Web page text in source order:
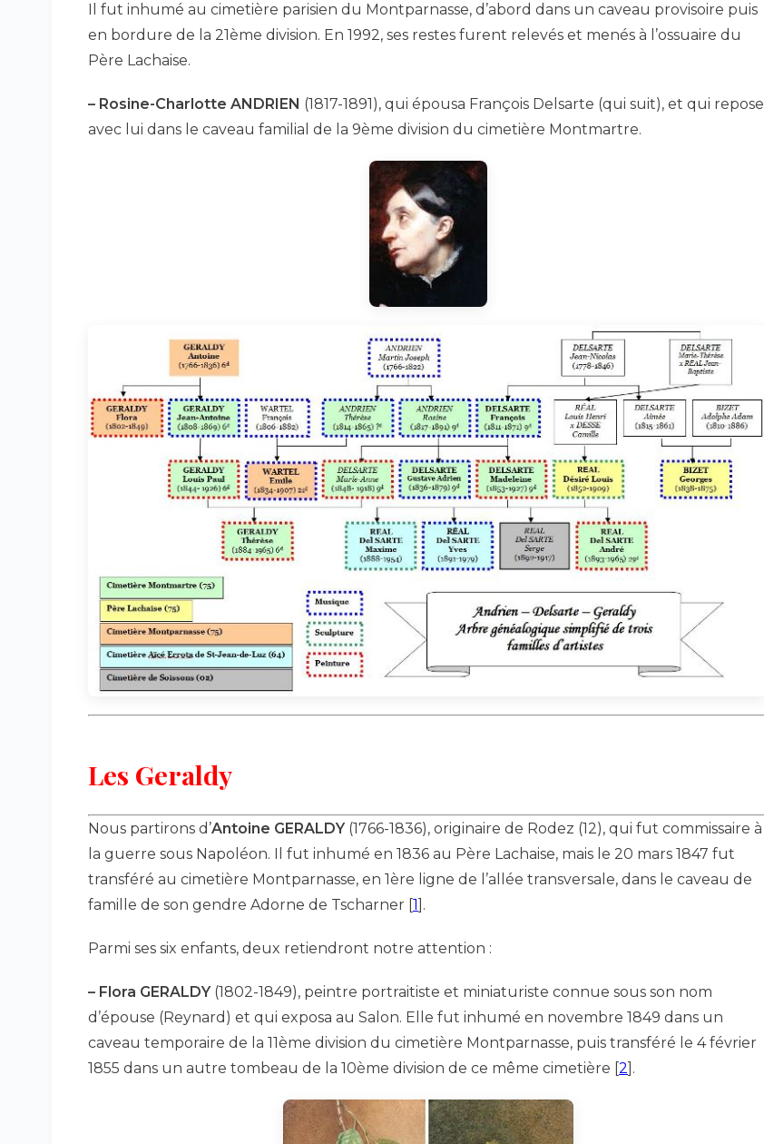
Il fut inhumé au cimetière parisien du Montparnasse, d’abord dans un caveau provisoire puis
en bordure de la 21ème division. En 1992, ses restes furent relevés et menés à l’ossuaire du
Père Lachaise.
– Rosine-Charlotte ANDRIEN (1817-1891), qui épousa François Delsarte (qui suit), et qui repose
avec lui dans le caveau familial de la 9ème division du cimetière Montmartre.
Les Geraldy
Nous partirons d’Antoine GERALDY(1766-1836), originaire de Rodez (12), qui fut commissaire à
la guerre sous Napoléon. Il fut inhumé en 1836 au Père Lachaise, mais le 20 mars 1847 fut
transféré au cimetière Montparnasse, en 1ère ligne de l’allée transversale, dans le caveau de
famille de son gendre Adorne de Tscharner 1 .
Parmi ses six enfants, deux retiendront notre attention :
– Flora GERALDY(1802-1849), peintre portraitiste et miniaturiste connue sous son nom
d’épouse (Reynard) et qui exposa au Salon. Elle fut inhumé en novembre 1849 dans un
caveau temporaire de la 11ème division du cimetière Montparnasse, puis transféré le 4 février
1855 dans un autre tombeau de la 10ème division de ce même cimetière 2 .